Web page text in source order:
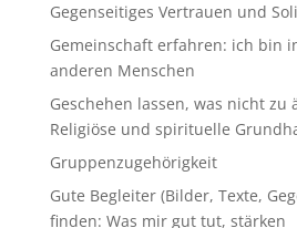
Gegenseitiges Vertrauen und
Gemeinschaft erfahren: ich bin
anderen Menschen
Geschehen lassen, was nicht
Religiöse und spirituelle
Gruppenzugehörigkeit
Gute Begleiter (Bilder, Texte,
finden: Was mir gut tut, stärken